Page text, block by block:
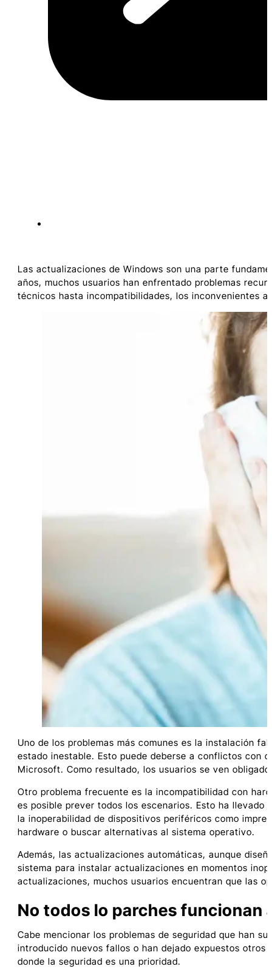
Las actualizaciones de Windows son una parte
años, muchos usuarios han enfrentado problemas
técnicos hasta incompatibilidades, los inconvenientes
Uno de los problemas más comunes es la instalación
estado inestable. Esto puede deberse a conflictos con
Microsoft. Como resultado, los usuarios se ven
Otro problema frecuente es la incompatibilidad con
es posible prever todos los escenarios. Esto ha
la inoperabilidad de dispositivos periféricos como
hardware o buscar alternativas al sistema operativo.
Además, las actualizaciones automáticas, aunque
sistema para instalar actualizaciones en momentos
actualizaciones, muchos usuarios encuentran que las
No todos lo parches funcionan
Cabe mencionar los problemas de seguridad que han
introducido nuevos fallos o han dejado expuestos
donde la seguridad es una prioridad.